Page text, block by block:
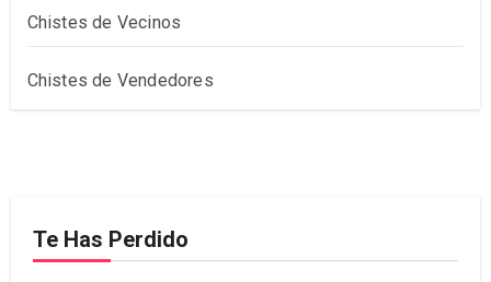
Chistes de Vecinos
Chistes de Vendedores
Te Has Perdido